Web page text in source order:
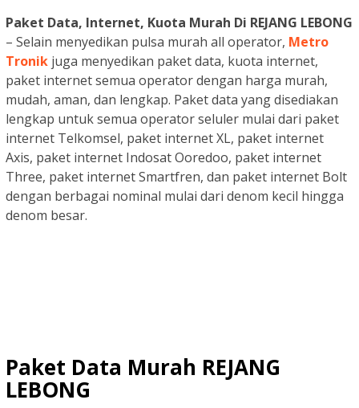
Paket Data, Internet, Kuota Murah Di REJANG LEBONG
– Selain menyedikan pulsa murah all operator, Metro
Tronik juga menyedikan paket data, kuota internet,
paket internet semua operator dengan harga murah,
mudah, aman, dan lengkap. Paket data yang disediakan
lengkap untuk semua operator seluler mulai dari paket
internet Telkomsel, paket internet XL, paket internet
Axis, paket internet Indosat Ooredoo, paket internet
Three, paket internet Smartfren, dan paket internet Bolt
dengan berbagai nominal mulai dari denom kecil hingga
denom besar.
Paket Data Murah REJANG
LEBONG